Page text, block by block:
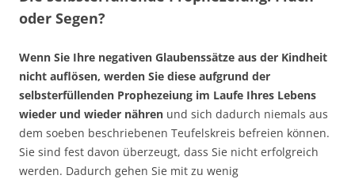
oder Segen?
Wenn Sie Ihre negativen Glaubenssätze aus der Kindheit
nicht auflösen, werden Sie diese aufgrund der
selbsterfüllenden Prophezeiung im Laufe Ihres Lebens
wieder und wieder nähren und sich dadurch niemals aus
dem soeben beschriebenen Teufelskreis befreien können.
Sie sind fest davon überzeugt, dass Sie nicht erfolgreich
werden. Dadurch gehen Sie mit zu wenig